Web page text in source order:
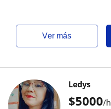
ver más
$5000/h
Ledys